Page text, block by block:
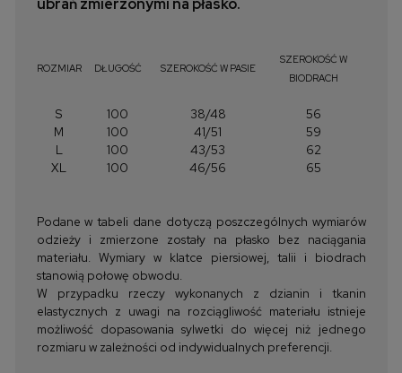
ROZMIAR DŁUGOŚĆ SZEROKOŚĆ W PASIE
SZEROKOŚĆ W
BIODRACH
S 100 38/48
56
M
100 41/51
59
L
100 43/53
62
XL
100 46/56 65
Podane w tabeli dane dotyczą poszczególnych wymiarów
odzieży i zmierzone zostały na płasko bez naciągania
materiału. Wymiary w klatce piersiowej, talii i biodrach
stanowią połowę obwodu.
W przypadku rzeczy wykonanych z dzianin i tkanin
elastycznych z uwagi na rozciągliwość materiału istnieje
możliwość dopasowania sylwetki do więcej niż jednego
rozmiaru w zależności od indywidualnych preferencji.